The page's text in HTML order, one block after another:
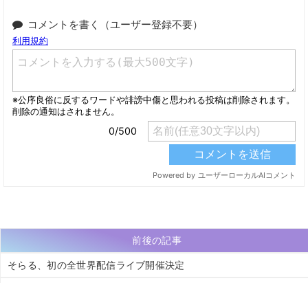
コメントを書く（ユーザー登録不要）
前後の記事
そらる、初の全世界配信ライブ開催決定